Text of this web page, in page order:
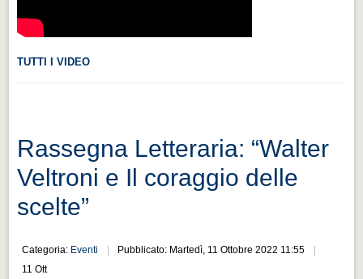
CHI SIAMO
Guida turistica rapida
Musica e teatro
Musica e teatro
Distretto industriale
TUTTI I VIDEO
Rassegna Letteraria: “Walter
Veltroni e Il coraggio delle
scelte”
Categoria: Eventi
Pubblicato: Martedì, 11 Ottobre 2022 11:55
11 Ott